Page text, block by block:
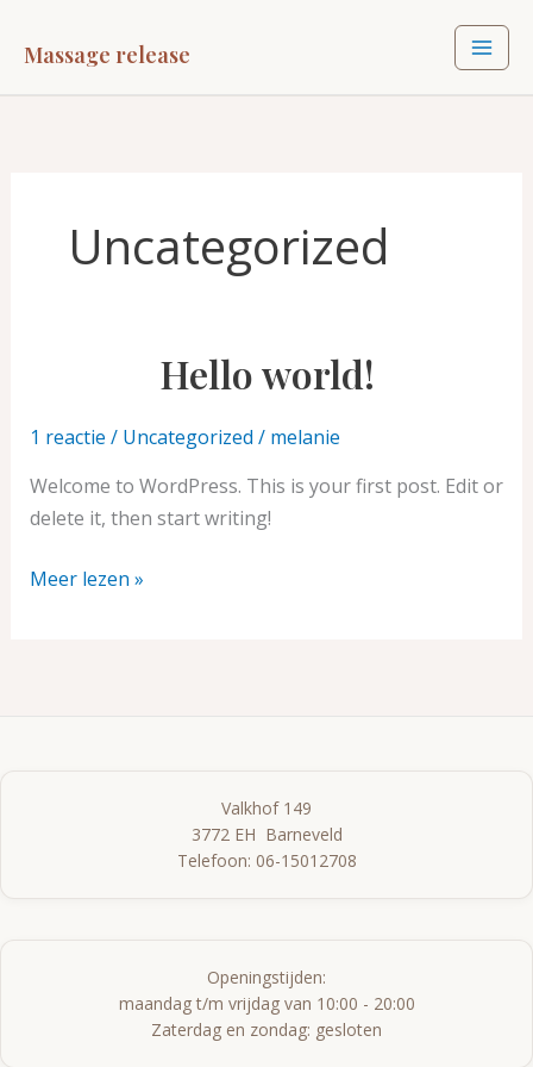
naarMassage release
Uncategorized
Hello world!
1 reactie / Uncategorized / melanie
Welcome to WordPress. This is your first post. Edit or
delete it, then start writing!
Meer lezen »
Valkhof 149
3772 EH  Barneveld
Openingstijden:
maandag t/m vrijdag van 10:00 - 20:00
Zaterdag en zondag: gesloten